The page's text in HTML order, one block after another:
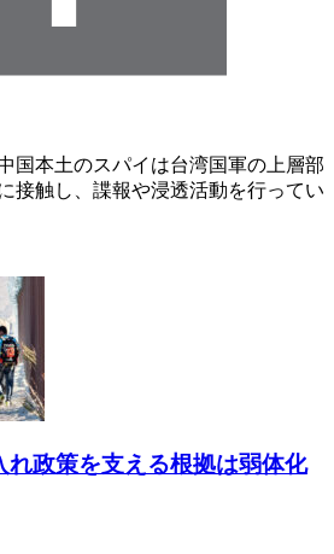
国本土のスパイは台湾国軍の上層部
接触し、諜報や浸透活動を行ってい
れ政策を支える根拠は弱体化